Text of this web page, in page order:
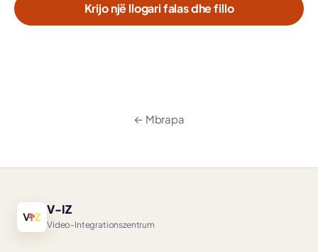
Krijo një llogari falas dhe fillo
← Mbrapa
V-IZ
Video-Integrationszentrum